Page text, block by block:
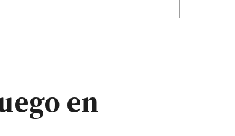
en